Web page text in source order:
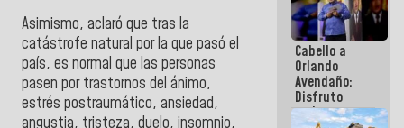
Asimismo, aclaró que tras la
catástrofe natural por la que pasó el
país, es normal que las personas
pasen por trastornos del ánimo,
estrés postraumático, ansiedad,
angustia, tristeza, duelo, insomnio,
Cabello a
Orlando
Avendaño:
Disfruto
cada vez